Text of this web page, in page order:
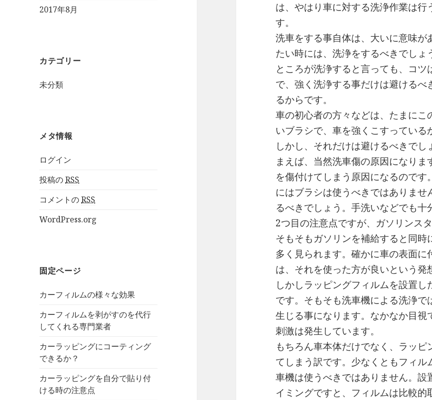
2017年8月
カテゴリー
未分類
メタ情報
ログイン
投稿のRSS
コメントのRSS
WordPress.org
固定ページ
カーフィルムの様々な効果
カーフィルムを剥がすのを代行
してくれる専門業者
カーラッピングにコーティング
できるか？
カーラッピングを自分で貼り付
ける時の注意点
は、やはり車に対する洗浄作業は
す。
洗車をする事自体は、大いに意味
たい時には、洗浄をするべきでしょ
ところが洗浄すると言っても、コ
で、強く洗浄する事だけは避ける
るからです。
車の初心者の方々などは、たまに
いブラシで、車を強くこすっている
しかし、それだけは避けるべきで
まえば、当然洗車傷の原因になり
を傷付けてしまう原因になるので
にはブラシは使うべきではありま
るべきでしょう。手洗いなどでも十
2つ目の注意点ですが、ガソリンス
そもそもガソリンを補給すると同
多く見られます。確かに車の表面
は、それを使った方が良いという発
しかしラッピングフィルムを設置
です。そもそも洗車機による洗浄
生じる事になります。なかなか目
刺激は発生しています。
もちろん車本体だけでなく、ラッ
てしまう訳です。少なくともフィ
車機は使うべきではありません。
イミングですと、フィルムは比較的